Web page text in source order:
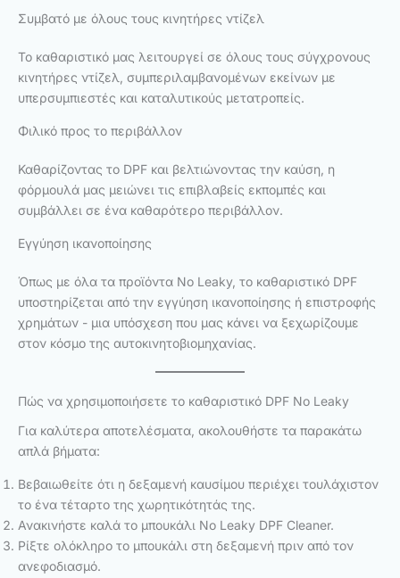
Συμβατό με όλους τους κινητήρες ντίζελ
Το καθαριστικό μας λειτουργεί σε όλους τους σύγχρονους
κινητήρες ντίζελ, συμπεριλαμβανομένων εκείνων με
υπερσυμπιεστές και καταλυτικούς μετατροπείς.
Φιλικό προς το περιβάλλον
Καθαρίζοντας το DPF και βελτιώνοντας την καύση, η
φόρμουλά μας μειώνει τις επιβλαβείς εκπομπές και
συμβάλλει σε ένα καθαρότερο περιβάλλον.
Εγγύηση ικανοποίησης
Όπως με όλα τα προϊόντα No Leaky, το καθαριστικό DPF
υποστηρίζεται από την εγγύηση ικανοποίησης ή επιστροφής
χρημάτων - μια υπόσχεση που μας κάνει να ξεχωρίζουμε
στον κόσμο της αυτοκινητοβιομηχανίας.
Πώς να χρησιμοποιήσετε το καθαριστικό DPF No Leaky
Για καλύτερα αποτελέσματα, ακολουθήστε τα παρακάτω
απλά βήματα:
Βεβαιωθείτε ότι η δεξαμενή καυσίμου περιέχει τουλάχιστον
το ένα τέταρτο της χωρητικότητάς της.
Ανακινήστε καλά το μπουκάλι No Leaky DPF Cleaner.
Ρίξτε ολόκληρο το μπουκάλι στη δεξαμενή πριν από τον
ανεφοδιασμό.